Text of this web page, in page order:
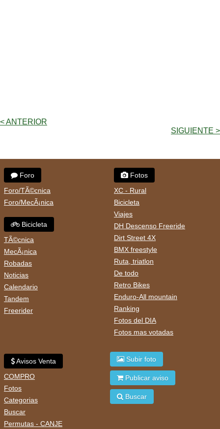
< ANTERIOR
SIGUIENTE >
Foro
Foro/TÃ©cnica
Foro/MecÃ¡nica
Bicicleta
TÃ©cnica
MecÃ¡nica
Robadas
Noticias
Calendario
Tandem
Freerider
Fotos
XC - Rural
Bicicleta
Viajes
DH Descenso Freeride
Dirt Street 4X
BMX freestyle
Ruta, triatlon
De todo
Retro Bikes
Enduro-All mountain
Ranking
Fotos del DIA
Fotos mas votadas
Avisos Venta
COMPRO
Fotos
Categorias
Buscar
Permutas - CANJE
Subir foto
Publicar aviso
Buscar